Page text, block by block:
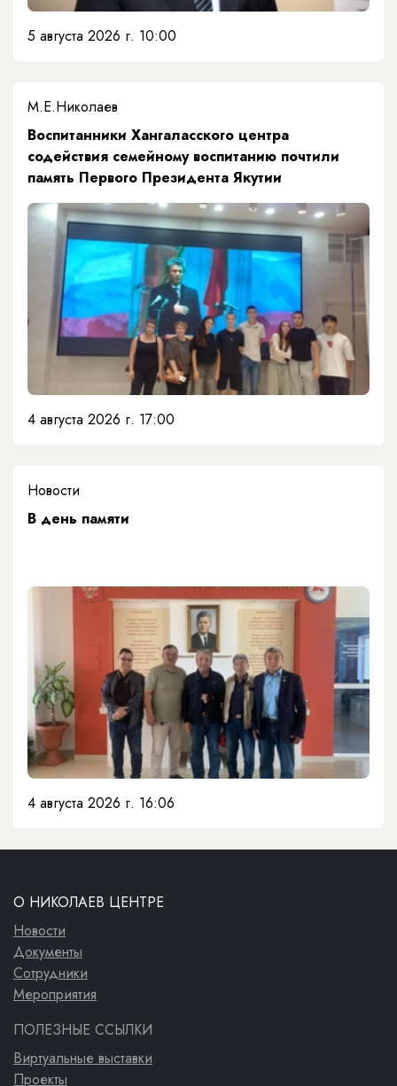
5 августа 2026 г. 10:00
М.Е.Николаев
​Воспитанники Хангаласского центра
содействия семейному воспитанию почтили
память Первого Президента Якутии
4 августа 2026 г. 17:00
Новости
​В день памяти
4 августа 2026 г. 16:06
О НИКОЛАЕВ ЦЕНТРЕ
Новости
Документы
Сотрудники
Мероприятия
ПОЛЕЗНЫЕ ССЫЛКИ
Виртуальные выставки
Проекты